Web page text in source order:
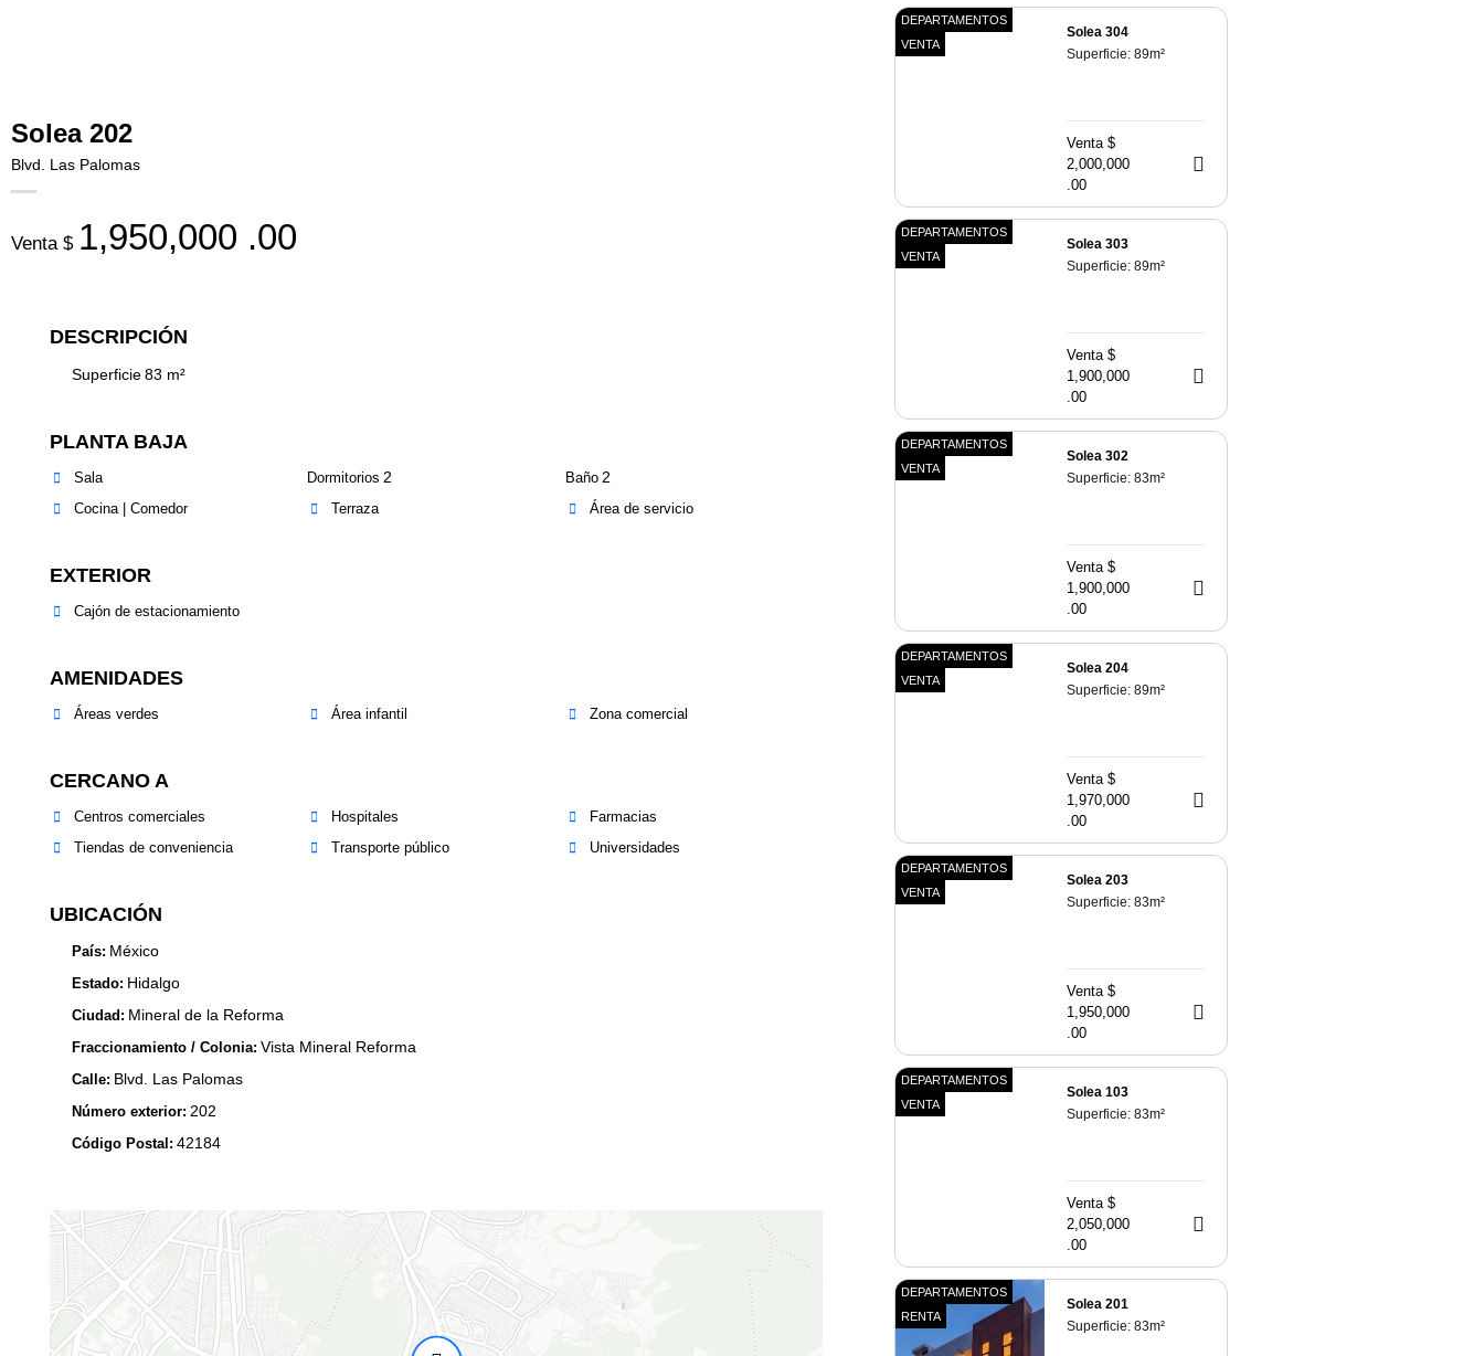
Solea 202
Blvd. Las Palomas
Venta $ 1,950,000 .00
DESCRIPCIÓN
Superficie83 m²
PLANTA BAJA
Sala Dormitorios 2 Baño 2
Cocina | Comedor Terraza Área de servicio
EXTERIOR
Cajón de estacionamiento
AMENIDADES
Áreas verdes Área infantil Zona comercial
CERCANO A
Centros comerciales Hospitales
Farmacias
Tiendas de conveniencia
Transporte público Universidades
UBICACIÓN
País: México
Estado: Hidalgo
Ciudad: Mineral de la Reforma
Fraccionamiento / Colonia: Vista Mineral Reforma
Calle: Blvd. Las Palomas
Número exterior: 202
Código Postal: 42184
DEPARTAMENTOS
VENTA
Solea 304
Superficie: 89m²
Venta $
2,000,000
.00
DEPARTAMENTOS
VENTA
Solea 303
Superficie: 89m²
Venta $
1,900,000
.00
DEPARTAMENTOS
VENTA
Solea 302
Superficie: 83m²
Venta $
1,900,000
.00
DEPARTAMENTOS
VENTA
Solea 204
Superficie: 89m²
Venta $
1,970,000
.00
DEPARTAMENTOS
VENTA
Solea 203
Superficie: 83m²
Venta $
1,950,000
.00
DEPARTAMENTOS
VENTA
Solea 103
Superficie: 83m²
Venta $
2,050,000
.00
DEPARTAMENTOS
RENTA
Solea 201
Superficie: 83m²